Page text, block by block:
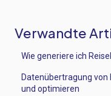
Verwandte
Wie generiere ich
Datenübertragung von
und optimieren